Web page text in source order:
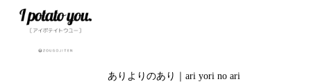
ありよりのあり｜ari yori no ari